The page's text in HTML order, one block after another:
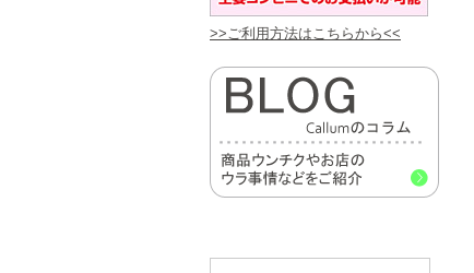
>>ご利用方法はこちらから<<